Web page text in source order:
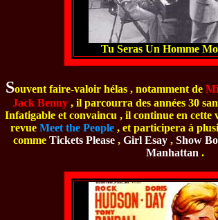
Tu Seras Un Homme
Souvent faire-valoir hélas , notamment de
Jack Benny , il parcourra des années 30
Infatigable et convaincu , il continue en cette
revue Meet the People , et participera à
comme Tickets Please, Girl Esay, Show
Manhattan .